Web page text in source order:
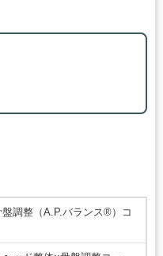
調整（A.P.バランス®）コ